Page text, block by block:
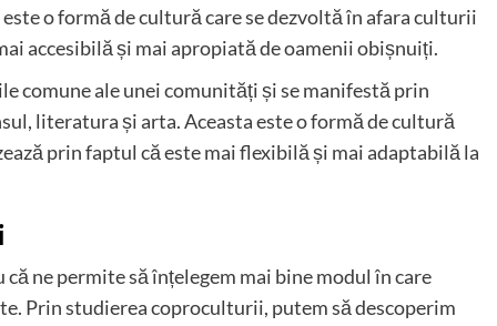
o formă de cultură care se dezvoltă în afara culturii
accesibilă și mai apropiată de oamenii obișnuiți.
comune ale unei comunități și se manifestă prin
literatura și arta. Aceasta este o formă de cultură
prin faptul că este mai flexibilă și mai adaptabilă la
ne permite să înțelegem mai bine modul în care
Prin studierea coproculturii, putem să descoperim